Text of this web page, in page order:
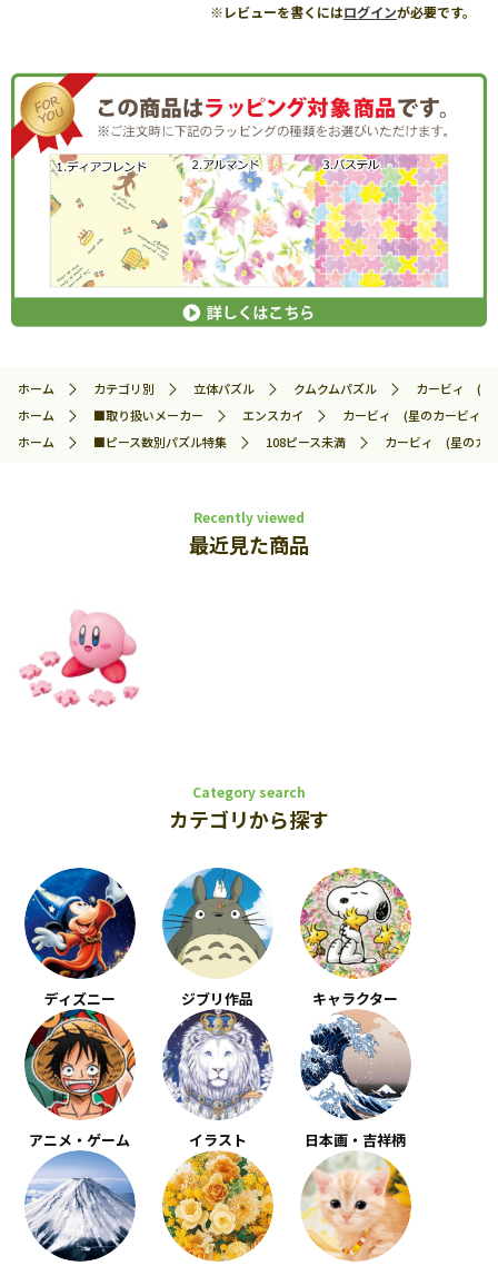
※レビューを書くにはログインが必要です。
ホーム カテゴリ別 立体パズル クムクムパズル
カービィ (星
ホーム
■取り扱いメーカー エンスカイ
カービィ (星のカービィ)
ホーム
■ピース数別パズル特集 108ピース未満 カービィ (星のカ
Recently viewed
最近見た商品
Category search
カテゴリから探す
ディズニー ジブリ作品 キャラクター
アニメ・ゲーム イラスト 日本画・吉祥柄